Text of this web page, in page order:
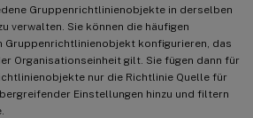
Gruppenrichtlinienobjekte in derselben
verwalten. Sie können die häufigen
Gruppenrichtlinienobjekt konfigurieren, das
Organisationseinheit gilt. Sie fügen dann für
nur die Richtlinie Quelle für
Einstellungen hinzu und filtern